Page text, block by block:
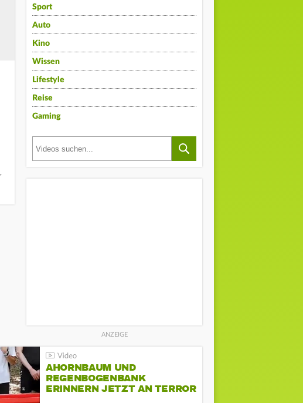
Sport
Auto
Kino
Wissen
Lifestyle
Reise
Gaming
AHORNBAUM UND
REGENBOGENBANK
ERINNERN JETZT AN TERROR